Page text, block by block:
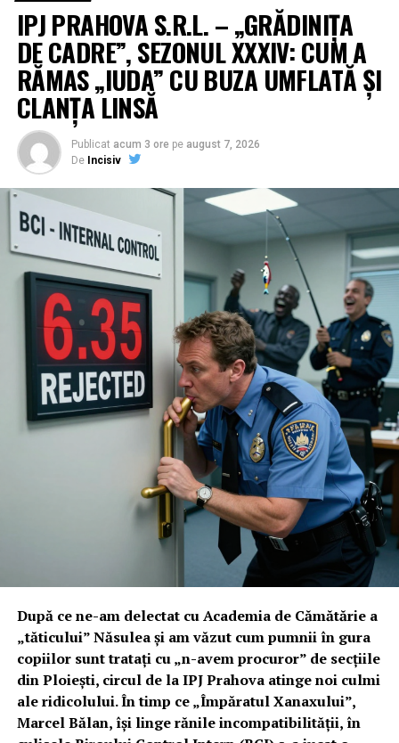
IPJ PRAHOVA S.R.L. – „GRĂDINIȚA
DE CADRE”, SEZONUL XXXIV: CUM A
RĂMAS „IUDA” CU BUZA UMFLATĂ ȘI
CLANȚA LINSĂ
Publicat acum 3 ore pe august 7, 2026
De Incisiv
După ce ne-am delectat cu Academia de Cămătărie a
„tăticului” Năsulea și am văzut cum pumnii în gura
copiilor sunt tratați cu „n-avem procuror” de secțiile
din Ploiești, circul de la IPJ Prahova atinge noi culmi
ale ridicolului. În timp ce „Împăratul Xanaxului”,
Marcel Bălan, își linge rănile incompatibilității, în